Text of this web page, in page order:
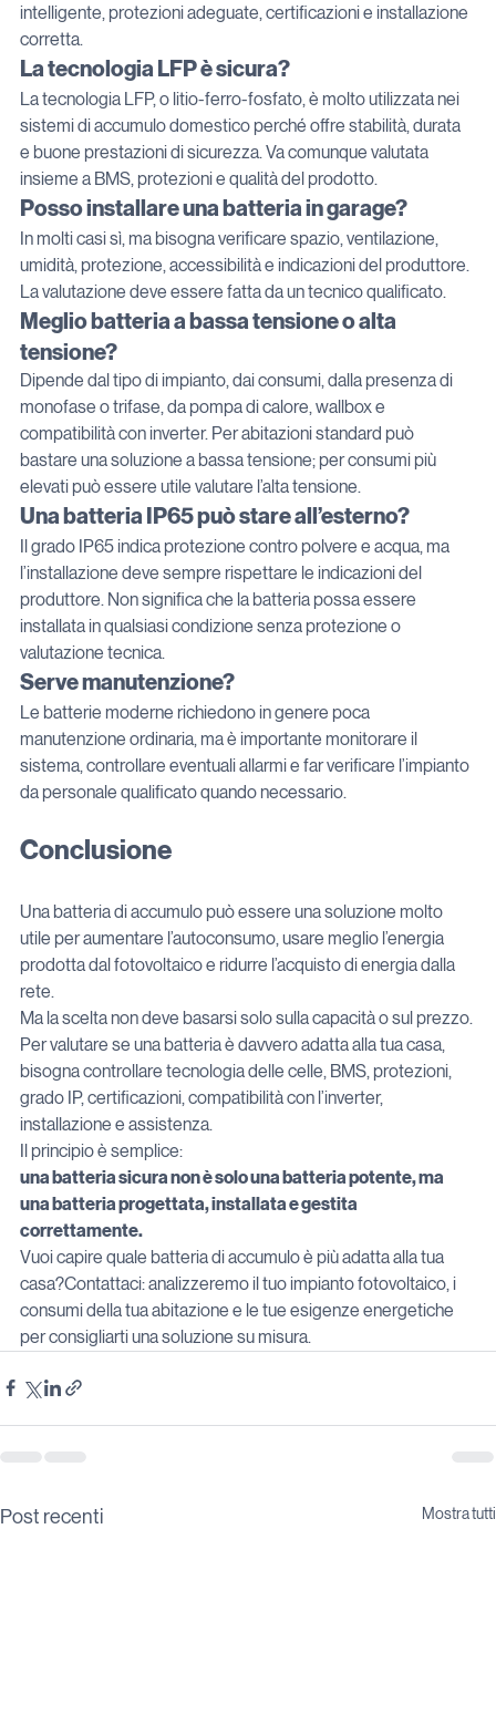
intelligente, protezioni adeguate, certificazioni e installazione
corretta.
La tecnologia LFP è sicura?
La tecnologia LFP, o litio-ferro-fosfato, è molto utilizzata nei
sistemi di accumulo domestico perché offre stabilità, durata
e buone prestazioni di sicurezza. Va comunque valutata
insieme a BMS, protezioni e qualità del prodotto.
Posso installare una batteria in garage?
In molti casi sì, ma bisogna verificare spazio, ventilazione,
umidità, protezione, accessibilità e indicazioni del produttore.
La valutazione deve essere fatta da un tecnico qualificato.
Meglio batteria a bassa tensione o alta
tensione?
Dipende dal tipo di impianto, dai consumi, dalla presenza di
monofase o trifase, da pompa di calore, wallbox e
compatibilità con inverter. Per abitazioni standard può
bastare una soluzione a bassa tensione; per consumi più
elevati può essere utile valutare l’alta tensione.
Una batteria IP65 può stare all’esterno?
Il grado IP65 indica protezione contro polvere e acqua, ma
l’installazione deve sempre rispettare le indicazioni del
produttore. Non significa che la batteria possa essere
installata in qualsiasi condizione senza protezione o
valutazione tecnica.
Serve manutenzione?
Le batterie moderne richiedono in genere poca
manutenzione ordinaria, ma è importante monitorare il
sistema, controllare eventuali allarmi e far verificare l’impianto
da personale qualificato quando necessario.
Conclusione
Una batteria di accumulo può essere una soluzione molto
utile per aumentare l’autoconsumo, usare meglio l’energia
prodotta dal fotovoltaico e ridurre l’acquisto di energia dalla
rete.
Ma la scelta non deve basarsi solo sulla capacità o sul prezzo.
Per valutare se una batteria è davvero adatta alla tua casa,
bisogna controllare tecnologia delle celle, BMS, protezioni,
grado IP, certificazioni, compatibilità con l’inverter,
installazione e assistenza.
Il principio è semplice:
una batteria sicura non è solo una batteria potente, ma
una batteria progettata, installata e gestita
correttamente.
Vuoi capire quale batteria di accumulo è più adatta alla tua
casa?Contattaci: analizzeremo il tuo impianto fotovoltaico, i
consumi della tua abitazione e le tue esigenze energetiche
per consigliarti una soluzione su misura.
Post recenti Mostra tutti